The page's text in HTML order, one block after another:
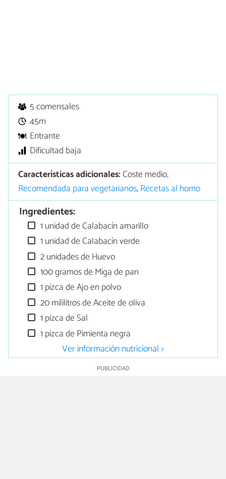
5 comensales
45m
Entrante
Dificultad baja
Características adicionales:Coste medio,
Recomendada para vegetarianos,Recetas al horno
Ingredientes:
1 unidad de Calabacín amarillo
1 unidad de Calabacín verde
2 unidades de Huevo
100 gramos de Miga de pan
1 pizca de Ajo en polvo
20 mililitros de Aceite de oliva
1 pizca de Sal
1 pizca de Pimienta negra
Ver información nutricional >